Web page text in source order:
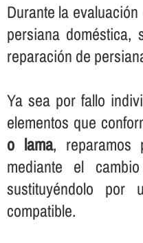
Durante la
persiana
reparación de
Ya sea por fallo
elementos que
o lama, reparamos
mediante el
sustituyéndolo por
compatible.